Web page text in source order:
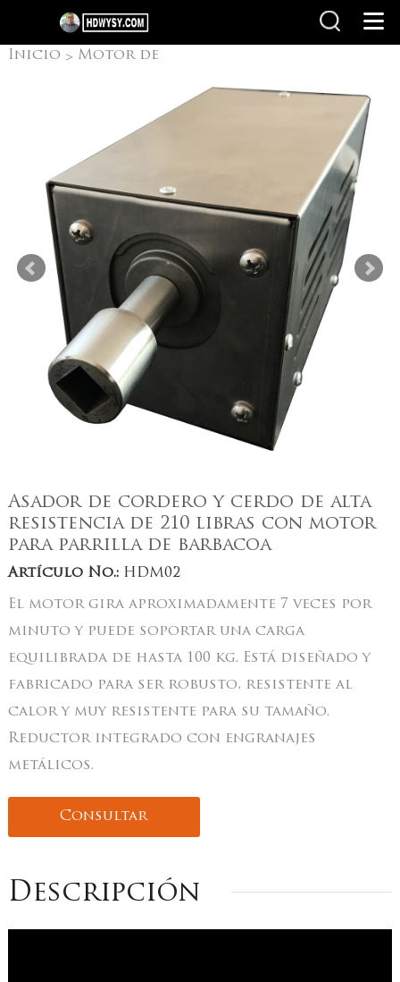
Inicio > Motor de
Asador de cordero y cerdo de alta
resistencia de 210 libras con motor
para parrilla de barbacoa
Artículo No.:HDM02
El motor gira aproximadamente 7 veces por
minuto y puede soportar una carga
equilibrada de hasta 100 kg. Está diseñado y
fabricado para ser robusto, resistente al
calor y muy resistente para su tamaño.
Reductor integrado con engranajes
metálicos.
Consultar
Descripción